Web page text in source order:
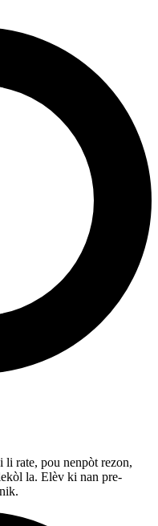
rate, pou nenpòt rezon,
la. Elèv ki nan pre-